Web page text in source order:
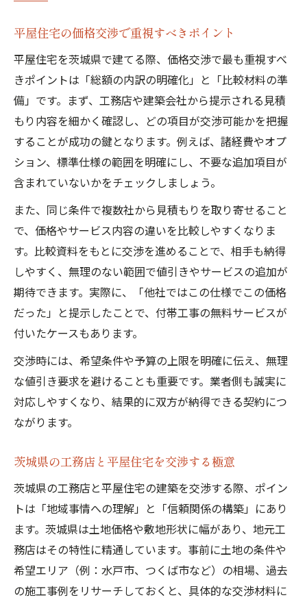
平屋住宅の価格交渉で重視すべきポイント
平屋住宅を茨城県で建てる際、価格交渉で最も重視すべ
きポイントは「総額の内訳の明確化」と「比較材料の準
備」です。まず、工務店や建築会社から提示される見積
もり内容を細かく確認し、どの項目が交渉可能かを把握
することが成功の鍵となります。例えば、諸経費やオプ
ション、標準仕様の範囲を明確にし、不要な追加項目が
含まれていないかをチェックしましょう。
また、同じ条件で複数社から見積もりを取り寄せること
で、価格やサービス内容の違いを比較しやすくなりま
す。比較資料をもとに交渉を進めることで、相手も納得
しやすく、無理のない範囲で値引きやサービスの追加が
期待できます。実際に、「他社ではこの仕様でこの価格
だった」と提示したことで、付帯工事の無料サービスが
付いたケースもあります。
交渉時には、希望条件や予算の上限を明確に伝え、無理
な値引き要求を避けることも重要です。業者側も誠実に
対応しやすくなり、結果的に双方が納得できる契約につ
ながります。
茨城県の工務店と平屋住宅を交渉する極意
茨城県の工務店と平屋住宅の建築を交渉する際、ポイン
トは「地域事情への理解」と「信頼関係の構築」にあり
ます。茨城県は土地価格や敷地形状に幅があり、地元工
務店はその特性に精通しています。事前に土地の条件や
希望エリア（例：水戸市、つくば市など）の相場、過去
の施工事例をリサーチしておくと、具体的な交渉材料に